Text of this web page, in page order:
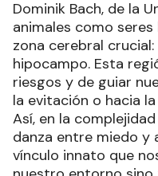
Dominik Bach, de la
animales como
zona cerebral
hipocampo. Esta
riesgos y de guiar
la evitación o hacia
Así, en la
danza entre miedo y
vínculo innato que